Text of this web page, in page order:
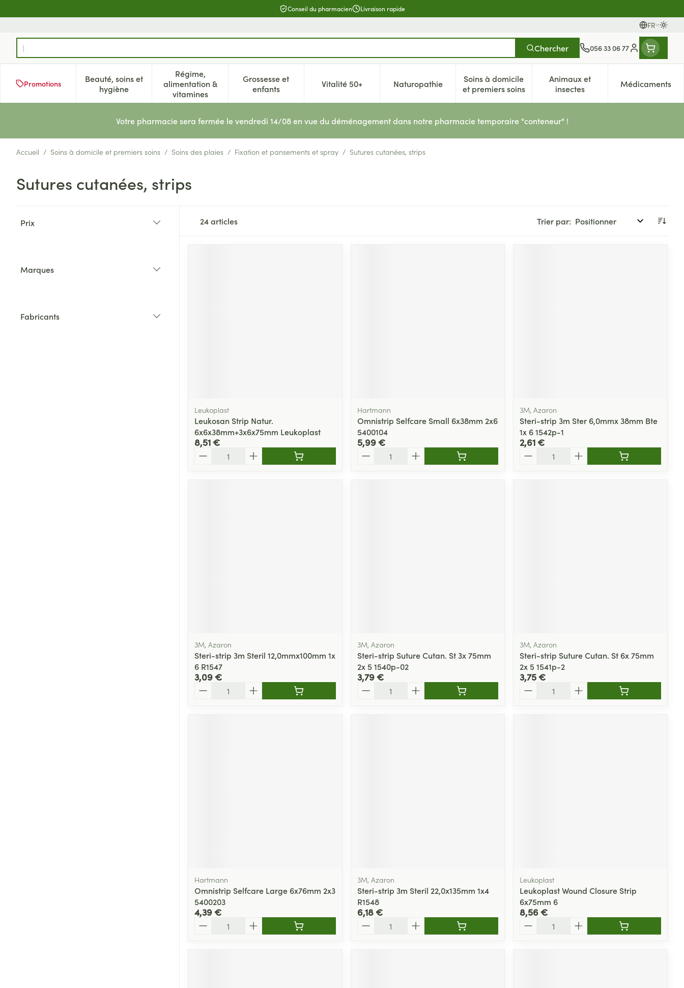
Conseil du pharmacien Livraison rapide
FR
Langues
Rechercher
Chercher 056 33 06 77
Menu client
Promotions
Beauté, soins et
hygièneAfficher le sous-menu pour la catégorie Beauté, soins et hygiène
Régime,
alimentation &
vitamines
Afficher le sous-menu pour la catégorie Régime, alimentation & vitamines
Grossesse et
enfantsAfficher le sous-menu pour la catégorie Grossesse et enfants
Vitalité 50+Afficher le sous-menu pour la catégorie Vitalité 50+
Naturopathie
Afficher le sous-menu pour la catégorie Naturopathie
Soins à domicile
et premiers soinsAfficher le sous-menu pour la catégorie Soins à
Animaux et
insectes
Afficher le sous-menu pour la
Médicaments
Afficher
Votre pharmacie sera fermée le vendredi 14/08 en vue du déménagement dans notre pharmacie temporaire "conteneur" !
Accueil / Soins à domicile et premiers soins / Soins des plaies / Fixation et pansements et spray / Sutures cutanées, strips
Sutures cutanées, strips
Prix
Marques
Fabricants
24articles Trier par:
Leukoplast
Leukosan Strip Natur.
6x6x38mm+3x6x75mm Leukoplast
8,51 €
Hartmann
Omnistrip Selfcare Small 6x38mm 2x6
5400104
5,99 €
3M, Azaron
Steri-strip 3m Ster 6,0mmx 38mm Bte
1x 6 1542p-1
2,61 €
3M, Azaron
Steri-strip 3m Steril 12,0mmx100mm 1x
6 R1547
3,09 €
3M, Azaron
Steri-strip Suture Cutan. St 3x 75mm
2x 5 1540p-02
3,79 €
3M, Azaron
Steri-strip Suture Cutan. St 6x 75mm
2x 5 1541p-2
3,75 €
Hartmann
Omnistrip Selfcare Large 6x76mm 2x3
5400203
4,39 €
3M, Azaron
Steri-strip 3m Steril 22,0x135mm 1x4
R1548
6,18 €
Leukoplast
Leukoplast Wound Closure Strip
6x75mm 6
8,56 €